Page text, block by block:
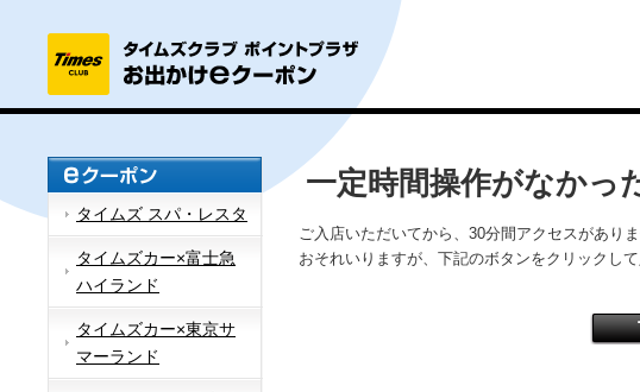
タイムズ スパ・レスタ
タイムズカー×富士急
ハイランド
タイムズカー×東京サ
マーランド
一定時間操作がなかっ
ご入店いただいてから、30分間アクセスがあり
おそれいりますが、下記のボタンをクリックし